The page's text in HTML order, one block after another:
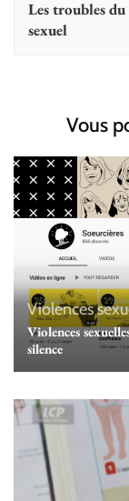
Les troubles
sexuel
Vous
Violences
Violences
silence